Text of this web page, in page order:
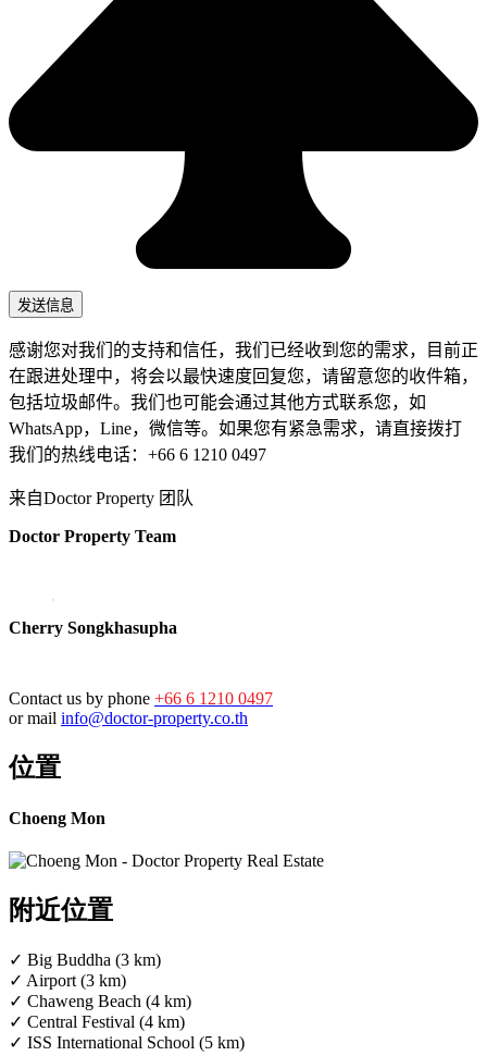
感谢您对我们的支持和信任，我们已经收到您的需求，目前正
在跟进处理中，将会以最快速度回复您，请留意您的收件箱，
包括垃圾邮件。我们也可能会通过其他方式联系您，如
WhatsApp，Line，微信等。如果您有紧急需求，请直接拨打
我们的热线电话：+66 6 1210 0497
来自Doctor Property 团队
Doctor Property Team
Cherry Songkhasupha
Contact us by phone +66 6 1210 0497
or mail info@doctor-property.co.th
位置
Choeng Mon
附近位置
✓ Big Buddha (3 km)
✓ Airport (3 km)
✓ Chaweng Beach (4 km)
✓ Central Festival (4 km)
✓ ISS International School (5 km)